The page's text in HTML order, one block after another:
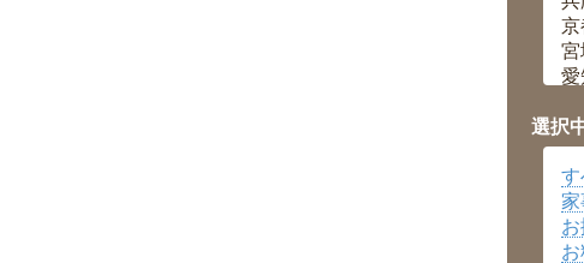
京
宮
愛
岡
広
沖
選択
す
家